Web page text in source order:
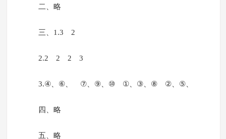
二、略
三、1.3 2
2.2 2 2 3
3.④、⑥、 ⑦、⑨、⑩ ①、③、⑧ ②、⑤、
四、略
五、略